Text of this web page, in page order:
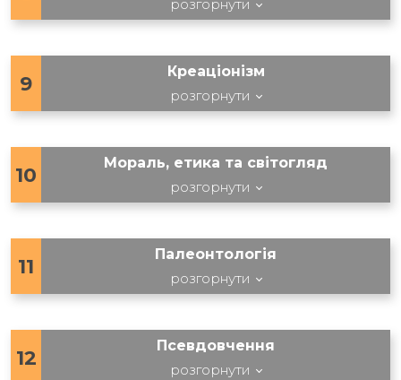
розгорнути
9
Креаціонізм
розгорнути
10
Мораль, етика та світогляд
розгорнути
11
Палеонтологія
розгорнути
12
Псевдовчення
розгорнути